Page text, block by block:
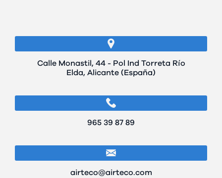
Calle Monastil, 44 - Pol Ind Torreta Río
Elda, Alicante (España)
965 39 87 89
airteco@airteco.com